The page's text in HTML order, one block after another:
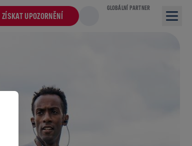
ZÍSKAT UPOZORNĚNÍ
GLOBÁLNÍ PARTNER